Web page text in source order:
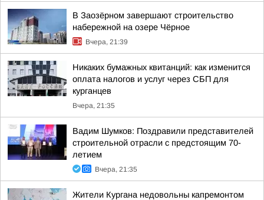
В Заозёрном завершают строительство
набережной на озере Чёрное
Вчера, 21:39
Никаких бумажных квитанций: как изменится
оплата налогов и услуг через СБП для
курганцев
Вчера, 21:35
Вадим Шумков: Поздравили представителей
строительной отрасли с предстоящим 70-
летием
Вчера, 21:35
Жители Кургана недовольны капремонтом